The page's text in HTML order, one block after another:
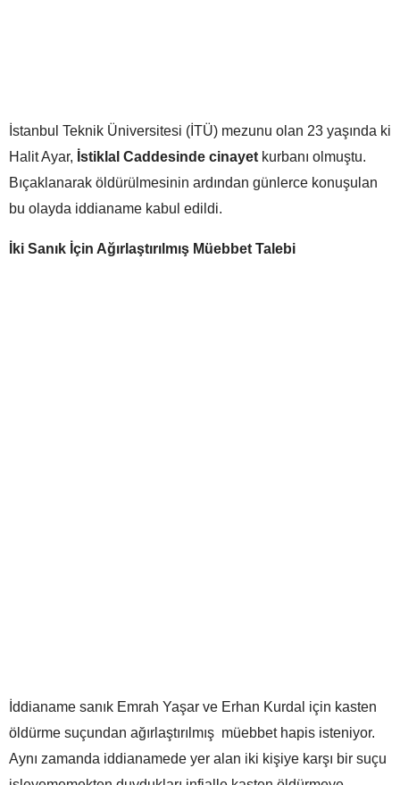
İstanbul Teknik Üniversitesi (İTÜ) mezunu olan 23 yaşında ki
Halit Ayar, İstiklal Caddesinde cinayet kurbanı olmuştu.
Bıçaklanarak öldürülmesinin ardından günlerce konuşulan
bu olayda iddianame kabul edildi.
İki Sanık İçin Ağırlaştırılmış Müebbet Talebi
İddianame sanık Emrah Yaşar ve Erhan Kurdal için kasten
öldürme suçundan ağırlaştırılmış müebbet hapis isteniyor.
Aynı zamanda iddianamede yer alan iki kişiye karşı bir suçu